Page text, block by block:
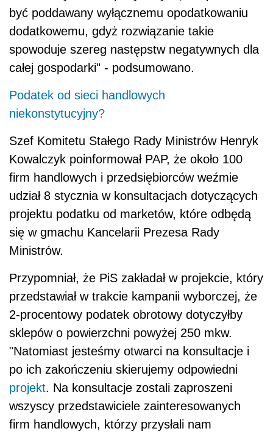
być poddawany wyłącznemu opodatkowaniu
dodatkowemu, gdyż rozwiązanie takie
spowoduje szereg następstw negatywnych dla
całej gospodarki" - podsumowano.
Podatek od sieci handlowych
niekonstytucyjny?
Szef Komitetu Stałego Rady Ministrów Henryk
Kowalczyk poinformował PAP, że około 100
firm handlowych i przedsiębiorców weźmie
udział 8 stycznia w konsultacjach dotyczących
projektu podatku od marketów, które odbędą
się w gmachu Kancelarii Prezesa Rady
Ministrów.
Przypomniał, że PiS zakładał w projekcie, który
przedstawiał w trakcie kampanii wyborczej, że
2-procentowy podatek obrotowy dotyczyłby
sklepów o powierzchni powyżej 250 mkw.
"Natomiast jesteśmy otwarci na konsultacje i
po ich zakończeniu skierujemy odpowiedni
projekt. Na konsultacje zostali zaproszeni
wszyscy przedstawiciele zainteresowanych
firm handlowych, którzy przysłali nam